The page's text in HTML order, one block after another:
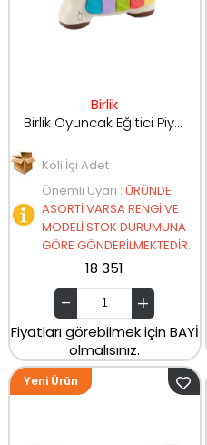
Birlik
Birlik Oyuncak Eğitici Piyanlu Moocuk
Koli İçi Adet :
Önemli Uyarı : ÜRÜNDE
ASORTİ VARSA RENGİ VE
MODELİ STOK DURUMUNA
GÖRE GÖNDERİLMEKTEDİR.
18 351
Fiyatları görebilmek için BAYİ
olmalısınız.
Yeni Ürün